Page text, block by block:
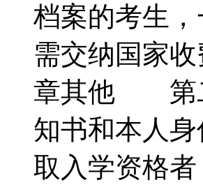
档案的考生
需交纳国家
章其他 第二
知书和本人
取入学资格